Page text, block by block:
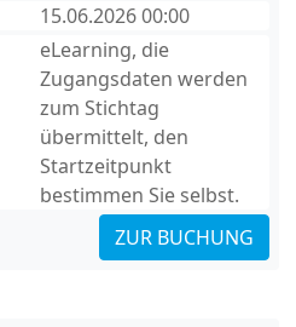
15.06.2026 00:00
eLearning, die
Zugangsdaten werden
zum Stichtag
übermittelt, den
Startzeitpunkt
bestimmen Sie selbst.
ZUR BUCHUNG